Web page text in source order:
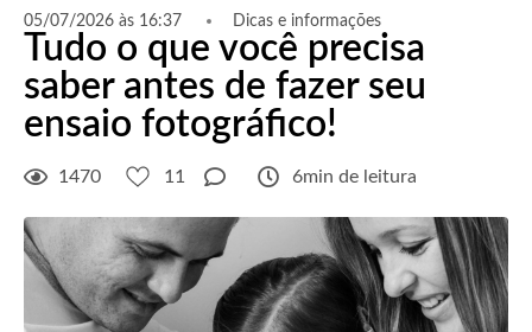
05/07/2026 às 16:37 Dicas e informações
Tudo o que você precisa
saber antes de fazer seu
ensaio fotográfico!
1470 11 6min de leitura